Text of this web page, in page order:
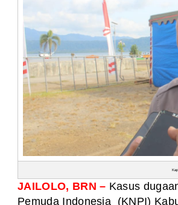
JAILOLO, BRN – Kasus
Pemuda Indonesia (KNPI)